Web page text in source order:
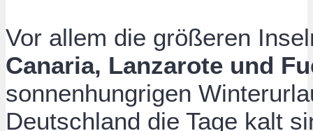
Vor allem die größeren
Canaria, Lanzarote und
sonnenhungrigen
Deutschland die Tage kalt